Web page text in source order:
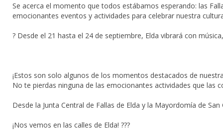
Se acerca el momento que todos estábamos esperando: las
emocionantes eventos y actividades para celebrar nuestra
?️ Desde el 21 hasta el 24 de septiembre, Elda vibrará con
¡Estos son solo algunos de los momentos destacados de
No te pierdas ninguna de las emocionantes actividades que las
Desde la Junta Central de Fallas de Elda y la Mayordomía de
¡Nos vemos en las calles de Elda! ???